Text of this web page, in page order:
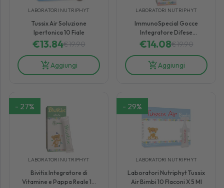
LABORATORI NUTRIPHYT
Tussix Air Soluzione
Ipertonica 10 Fiale
€13.84€19.90
Aggiungi
LABORATORI NUTRIPHYT
ImmunoSpecial Gocce
Integratore Difese
Immunitarie Bambini 20 ml
€14.08€19.90
Aggiungi
- 27%
LABORATORI NUTRIPHYT
Bivitix Integratore di
Vitamine e Pappa Reale 10
- 29%
LABORATORI NUTRIPHYT
Laboratori Nutriphyt Tussix
Air Bimbi 10 Flaconi X 5 Ml